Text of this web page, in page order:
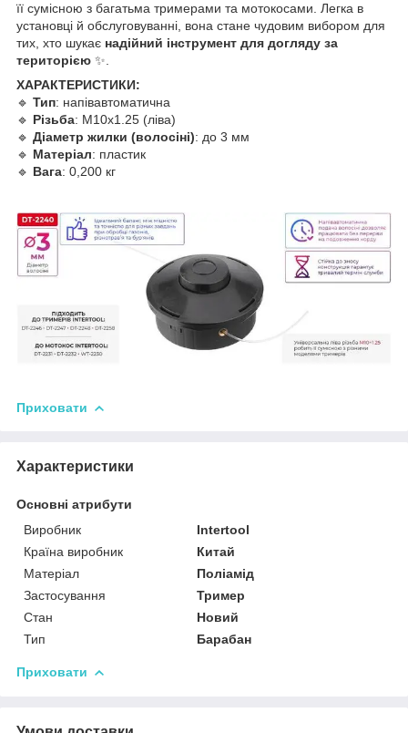
її сумісною з багатьма тримерами та мотокосами. Легка в
установці й обслуговуванні, вона стане чудовим вибором для
тих, хто шукає надійний інструмент для догляду за
територією ✨.
ХАРАКТЕРИСТИКИ:
🔹 Тип: напівавтоматична
🔹 Різьба: М10х1.25 (ліва)
🔹 Діаметр жилки (волосіні): до 3 мм
🔹 Матеріал: пластик
🔹 Вага: 0,200 кг
Приховати
Характеристики
Основні атрибути
Виробник
Intertool
Країна виробник
Китай
Матеріал
Поліамід
Застосування
Тример
Стан
Новий
Тип
Барабан
Приховати